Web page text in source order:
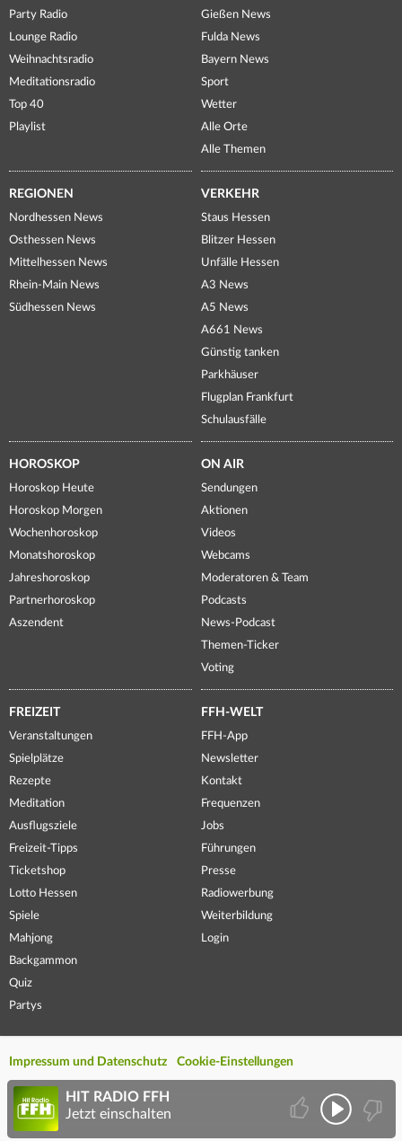
Party Radio
Lounge Radio
Weihnachtsradio
Meditationsradio
Top 40
Playlist
Gießen News
Fulda News
Bayern News
Sport
Wetter
Alle Orte
Alle Themen
REGIONEN
Nordhessen News
Osthessen News
Mittelhessen News
Rhein-Main News
Südhessen News
VERKEHR
Staus Hessen
Blitzer Hessen
Unfälle Hessen
A3 News
A5 News
A661 News
Günstig tanken
Parkhäuser
Flugplan Frankfurt
Schulausfälle
HOROSKOP
Horoskop Heute
Horoskop Morgen
Wochenhoroskop
Monatshoroskop
Jahreshoroskop
Partnerhoroskop
Aszendent
ON AIR
Sendungen
Aktionen
Videos
Webcams
Moderatoren & Team
Podcasts
News-Podcast
Themen-Ticker
Voting
FREIZEIT
Veranstaltungen
Spielplätze
Rezepte
Meditation
Ausflugsziele
Freizeit-Tipps
Ticketshop
Lotto Hessen
Spiele
Mahjong
Backgammon
Quiz
Partys
FFH-WELT
FFH-App
Newsletter
Kontakt
Frequenzen
Jobs
Führungen
Presse
Radiowerbung
Weiterbildung
Login
Impressum und Datenschutz Cookie-Einstellungen
HIT RADIO FFH
Jetzt einschalten